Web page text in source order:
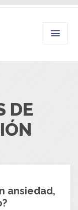
DE
ansiedad,